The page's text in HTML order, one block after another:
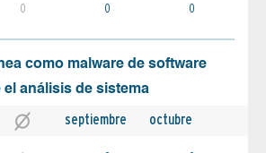
0 0 0
como malware de software
análisis de sistema
septiembre octubre